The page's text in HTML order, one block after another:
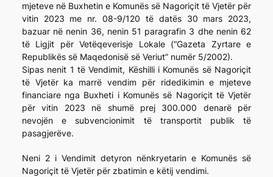
mjeteve në Buxhetin e Komunës së Nagoriçit të Vjetër për
vitin 2023 me nr. 08-9/120 të datës 30 mars 2023,
bazuar në nenin 36, nenin 51 paragrafin 3 dhe nenin 62
të Ligjit për Vetëqeverisje Lokale (“Gazeta Zyrtare e
Republikës së Maqedonisë së Veriut” numër 5/2002).
Sipas nenit 1 të Vendimit, Këshilli i Komunës së Nagoriçit
të Vjetër ka marrë vendim për ridedikimin e mjeteve
financiare nga Buxheti i Komunës së Nagoriçit të Vjetër
për vitin 2023 në shumë prej 300.000 denarë për
nevojën e subvencionimit të transportit publik të
pasagjerëve.
Neni 2 i Vendimit detyron nënkryetarin e Komunës së
Nagoriçit të Vjetër për zbatimin e këtij vendimi.